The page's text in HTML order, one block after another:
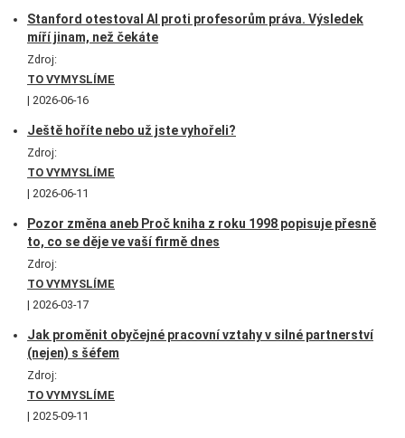
Stanford otestoval AI proti profesorům práva. Výsledek
míří jinam, než čekáte
Zdroj:
TO VYMYSLÍME
2026-06-16
Ještě hoříte nebo už jste vyhořeli?
Zdroj:
TO VYMYSLÍME
2026-06-11
Pozor změna aneb Proč kniha z roku 1998 popisuje přesně
to, co se děje ve vaší firmě dnes
Zdroj:
TO VYMYSLÍME
2026-03-17
Jak proměnit obyčejné pracovní vztahy v silné partnerství
(nejen) s šéfem
Zdroj:
TO VYMYSLÍME
2025-09-11